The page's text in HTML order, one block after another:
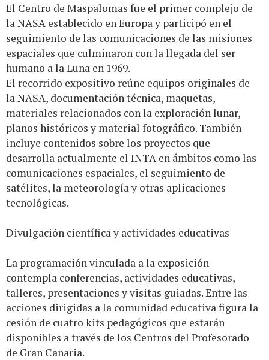
El Centro de Maspalomas fue el primer complejo de
la NASA establecido en Europa y participó en el
seguimiento de las comunicaciones de las misiones
espaciales que culminaron con la llegada del ser
humano a la Luna en 1969.
El recorrido expositivo reúne equipos originales de
la NASA, documentación técnica, maquetas,
materiales relacionados con la exploración lunar,
planos históricos y material fotográfico. También
incluye contenidos sobre los proyectos que
desarrolla actualmente el INTA en ámbitos como las
comunicaciones espaciales, el seguimiento de
satélites, la meteorología y otras aplicaciones
tecnológicas.
Divulgación científica y actividades educativas
La programación vinculada a la exposición
contempla conferencias, actividades educativas,
talleres, presentaciones y visitas guiadas. Entre las
acciones dirigidas a la comunidad educativa figura la
cesión de cuatro kits pedagógicos que estarán
disponibles a través de los Centros del Profesorado
de Gran Canaria.